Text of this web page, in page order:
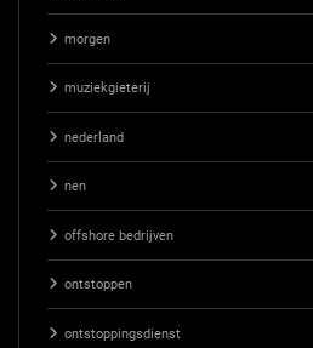
morgen
muziekgieterij
nederland
nen
offshore bedrijven
ontstoppen
ontstoppingsdienst